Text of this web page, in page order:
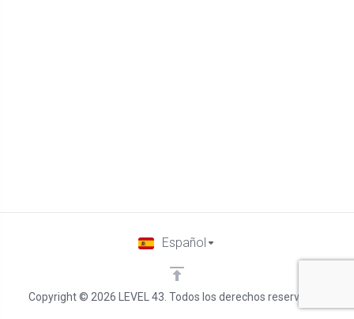
Copyright © 2026 LEVEL 43. Todos los derechos reservados.
Español